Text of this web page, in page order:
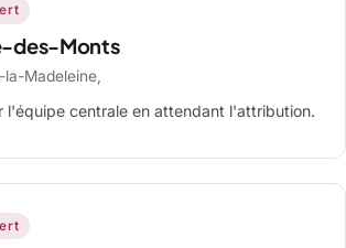
des-Monts
la-Madeleine,
l'équipe centrale en attendant l'attribution.